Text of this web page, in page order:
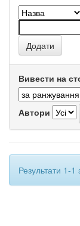
Вивести на
Автори
Результати 1-